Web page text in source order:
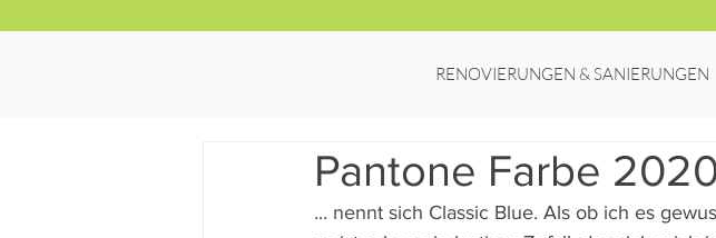
RENOVIERUNGEN & SANIERUNGEN
Pantone Farbe
... nennt sich Classic Blue. Als ob ich es